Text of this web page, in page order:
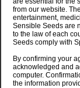
from our website.
entertainment,
Sensible Seeds are
to the law of each
Seeds comply with
By confirming your
acknowledged and
computer.
the information